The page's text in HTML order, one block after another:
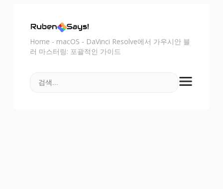
Home - macOS - DaVinci Resolve에서 가우시안 블
러 마스터링: 포괄적인 가이드